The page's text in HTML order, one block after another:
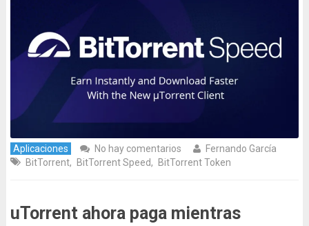
Aplicaciones No hay comentarios
Fernando García
BitTorrent, BitTorrent Speed, BitTorrent Token
uTorrent ahora paga mientras